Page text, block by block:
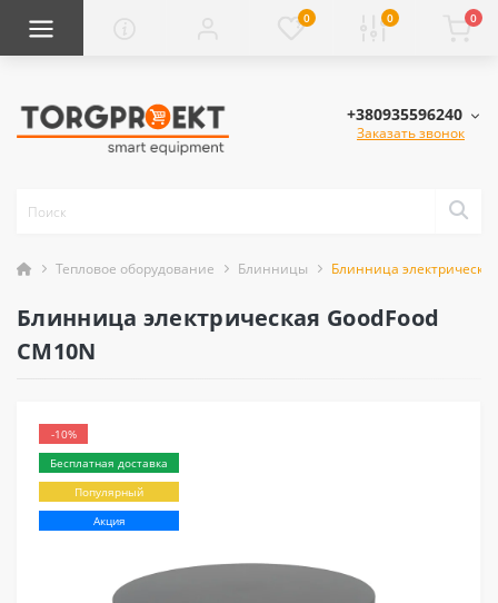
0 0 0
+380935596240
Заказать звонок
Тепловое оборудование Блинницы Блинница
Блинница электрическая GoodFood
CM10N
-10%
Бесплатная доставка
Популярный
Акция